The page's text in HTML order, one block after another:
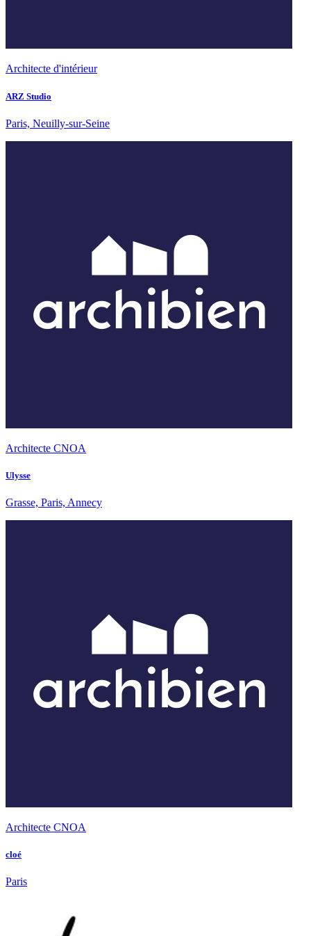
Architecte d'intérieur
ARZ Studio
Paris, Neuilly-sur-Seine
Architecte CNOA
Ulysse
Grasse, Paris, Annecy
Architecte CNOA
cloé
Paris